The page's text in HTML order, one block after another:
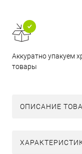
Аккуратно упакуем
товары
ОПИСАНИЕ